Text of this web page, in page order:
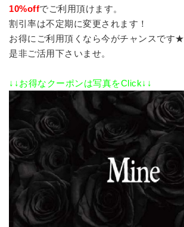
10%offでご利用頂けます。
割引率は不定期に変更されます！
お得にご利用頂くなら今がチャンスです★
是非ご活用下さいませ。
↓↓お得なクーポンは写真をClick↓↓